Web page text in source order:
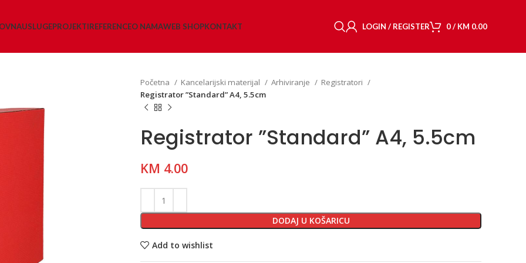
USLUGEPROJEKTIREFERENCEO NAMAWEB SHOPKONTAKT LOGIN / REGISTER 0/ KM 0.00
Početna Kancelarijski materijal Arhiviranje
Registratori
Registrator ”Standard” A4, 5.5cm
Registrator ”Standard” A4, 5.5cm
KM 4.00
DODAJ U KOŠARICU
Add to wishlist